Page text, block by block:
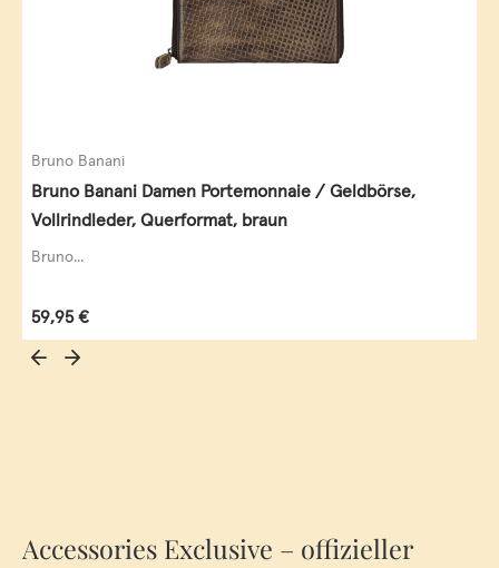
Bruno Banani
Bruno Banani Damen Portemonnaie / Geldbörse,
Vollrindleder, Querformat, braun
Bruno...
Regulärer Preis:
59,95 €
Accessories Exclusive – offizieller